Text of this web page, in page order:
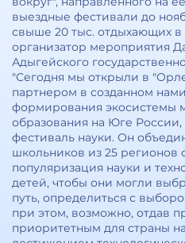
выездные фестивали до
свыше 20 тыс. отдыхающих
организатор мероприятия
Адыгейского
"Сегодня мы открыли в
партнером в созданном
формирования экосистемы
образования на Юге
фестиваль науки. Он
школьников из 25 регионов
популяризация науки и
детей, чтобы они могли
путь, определиться с
при этом, возможно, отдав
приоритетным для страны